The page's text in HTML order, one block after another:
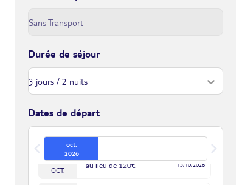
Durée de séjour
Dates de départ
oct.
2026
JEU.
08
09
OCT.
102€/hébergement
au lieu de 120€
Retour le
10
OCT.
102€
11
OCT.
au lieu de 120€
13/10/2026